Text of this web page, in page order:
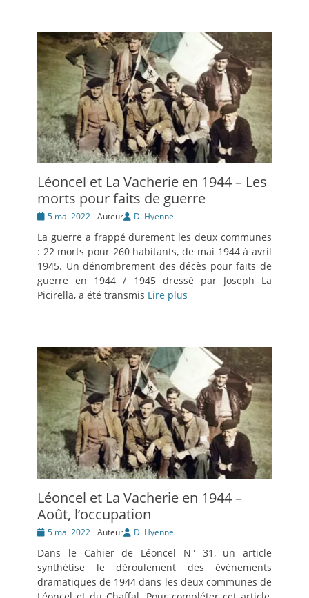
Léoncel et La Vacherie en 1944 – Les
morts pour faits de guerre
Posté5 mai 2022 Auteur D. Hyenne
La guerre a frappé durement les deux communes
: 22 morts pour 260 habitants, de mai 1944 à avril
1945. Un dénombrement des décès pour faits de
guerre en 1944 / 1945 dressé par Joseph La
Picirella, a été transmis Lire plus
Léoncel et La Vacherie en 1944 –
Août, l’occupation
Posté5 mai 2022 Auteur D. Hyenne
Dans le Cahier de Léoncel N° 31, un article
synthétise le déroulement des événements
dramatiques de 1944 dans les deux communes de